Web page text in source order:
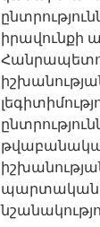
իրավունքի